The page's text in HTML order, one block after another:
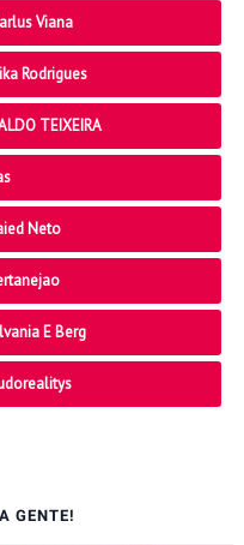
Viana
Rodrigues
TEIXEIRA
Neto
E Berg
GENTE!